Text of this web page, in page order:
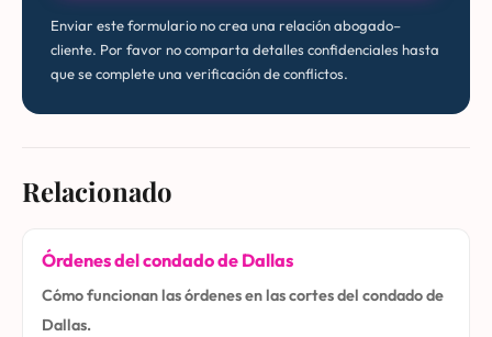
Enviar este formulario no crea una relación abogado–
cliente. Por favor no comparta detalles confidenciales hasta
que se complete una verificación de conflictos.
Relacionado
Órdenes del condado de Dallas
Cómo funcionan las órdenes en las cortes del condado de
Dallas.